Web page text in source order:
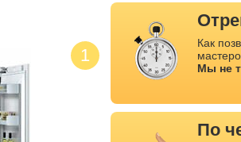
1
Как
Мы не
По